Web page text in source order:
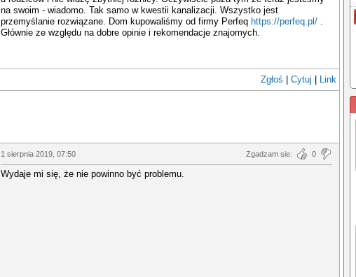
na swoim - wiadomo. Tak samo w kwestii kanalizacji. Wszystko jest
przemyślanie rozwiązane. Dom kupowaliśmy od firmy Perfeq https://perfeq.pl/ .
Głównie ze względu na dobre opinie i rekomendacje znajomych.
Zgłoś Cytuj Link
1 sierpnia 2019, 07:50 Zgadzam sie: 0
Wydaje mi się, że nie powinno być problemu.